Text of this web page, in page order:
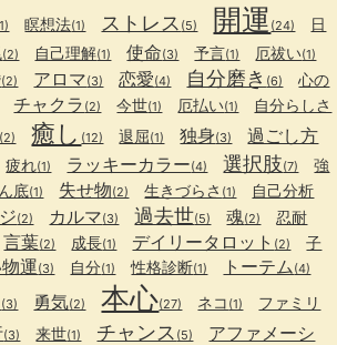
瞑想法(1) ストレス (5) 開運 (24)
日
(2) 自己理解(1) 使命(3) 予言(1) 厄祓い(1)
(2) アロマ(3) 恋愛(4) 自分磨き (6)
心の
チャクラ (2) 今世(1) 厄払い(1) 自分らしさ
(2) 癒し (12) 退屈(1) 独身(3) 過ごし方
疲れ(1) ラッキーカラー(4) 選択肢(7)
強
底(1) 失せ物(2) 生きづらさ (1) 自己分析
(2) カルマ(3) 過去世(5) 魂(2) 忍耐
言葉(2) 成長(1) デイリータロット (2)
子
運(3) 自分(1) 性格診断(1) トーテム (4)
(3) 勇気(2) 本心(27) ネコ (1)
ファミリ
(3) 来世(1) チャンス (5)
アファメーシ